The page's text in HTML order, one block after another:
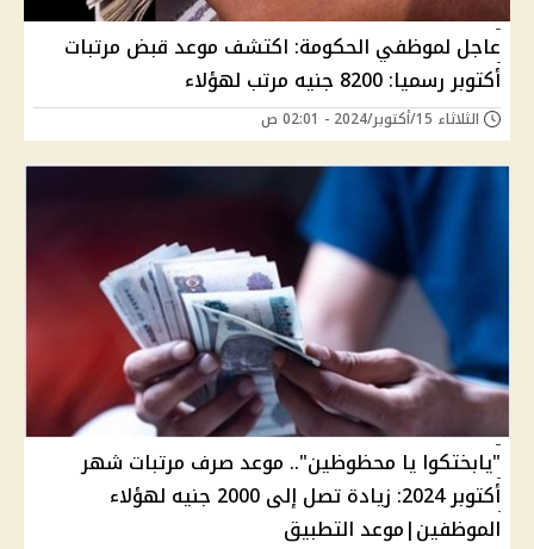
عاجل لموظفي الحكومة: اكتشف موعد قبض مرتبات
أكتوبر رسميا: 8200 جنيه مرتب لهؤلاء
الثلاثاء 15/أكتوبر/2024 - 02:01 ص
"يابختكوا يا محظوظين".. موعد صرف مرتبات شهر
أكتوبر 2024: زيادة تصل إلى 2000 جنيه لهؤلاء
الموظفين|موعد التطبيق